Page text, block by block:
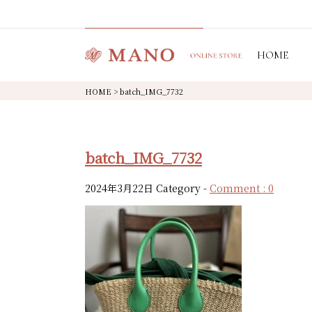
HOME
HOME >batch_IMG_7732
batch_IMG_7732
2024年3月22日 Category - Comment : 0